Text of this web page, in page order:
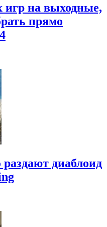
игр на выходные,
прямо
диаблоид